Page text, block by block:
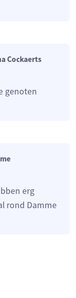
Cockaerts
genoten
erg
rond Damme